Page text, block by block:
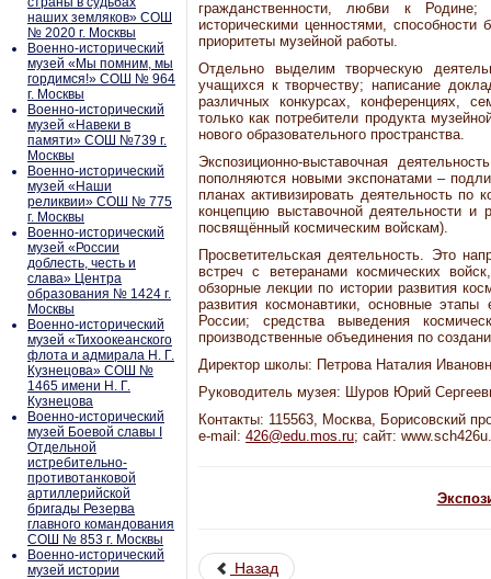
наших земляков» СОШ
№ 2020 г. Москвы
Военно-исторический
музей «Мы помним, мы
гордимся!» СОШ № 964
г. Москвы
Военно-исторический
музей «Навеки в
памяти» СОШ №739 г.
Москвы
Военно-исторический
музей «Наши
реликвии» СОШ № 775
г. Москвы
Военно-исторический
музей «России
доблесть, честь и
слава» Центра
образования № 1424 г.
Москвы
Военно-исторический
музей «Тихоокеанского
флота и адмирала Н. Г.
Кузнецова» СОШ №
1465 имени Н. Г.
Кузнецова
Военно-исторический
музей Боевой славы I
Отдельной
истребительно-
противотанковой
артиллерийской
бригады Резерва
главного командования
СОШ № 853 г. Москвы
Военно-исторический
музей истории
гражданственности, любви к
историческими ценностями,
приоритеты музейной работы.
Отдельно выделим творческую
учащихся к творчеству; написание
различных конкурсах, конференциях,
только как потребители продукта
нового образовательного пространства.
Экспозиционно-выставочная
пополняются новыми экспонатами –
планах активизировать деятельность по
концепцию выставочной деятельности и
посвящённый космическим войскам).
Просветительская деятельность. Это
встреч с ветеранами космических
обзорные лекции по истории развития
развития космонавтики, основные
России; средства выведения
производственные объединения по
Директор школы: Петрова Наталия
Руководитель музея: Шуров Юрий
Контакты: 115563, Москва, Борисовский
e-mail: 426@edu.mos.ru; сайт:
Назад